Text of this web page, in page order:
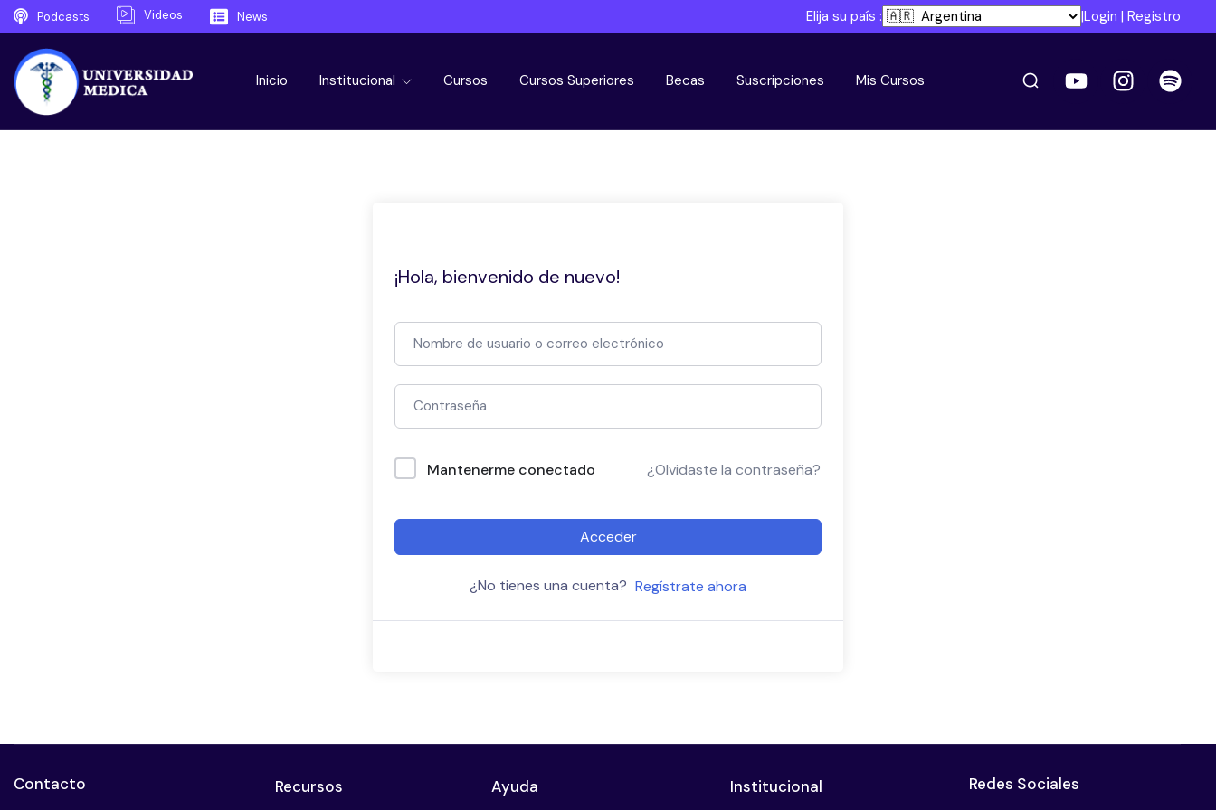
Podcasts Videos News Elija su país : |Login | Registro
Inicio Institucional Cursos Cursos Superiores Becas Suscripciones Mis Cursos
¡Hola, bienvenido de nuevo!
Mantenerme conectado ¿Olvidaste la contraseña?
Acceder
¿No tienes una cuenta? Regístrate ahora
Contacto Recursos Ayuda Institucional Redes Sociales